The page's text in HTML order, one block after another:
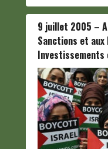
9 juillet 2005 –
Sanctions et